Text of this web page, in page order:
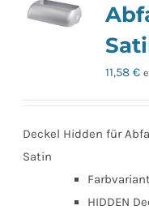
11,58€
Deckel Hidden für
Satin
HIDDEN